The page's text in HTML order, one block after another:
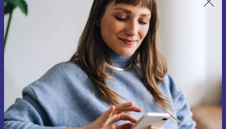
Zapisz się na nasz newsletter!
Nie przegap żadnej oferty.
Zarejestruj się
Informacje na temat używania danych osobowych znajdują się w
naszej
Polityce prywatności